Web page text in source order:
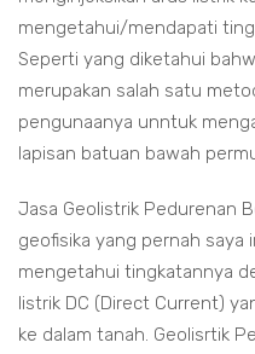
mengetahui/mendapati
Seperti yang diketahui
merupakan salah satu
pengunaanya unntuk
lapisan batuan bawah
Jasa Geolistrik Pedurenan
geofisika yang pernah
mengetahui tingkatannya
listrik DC (Direct Current)
ke dalam tanah. Geolisrtik